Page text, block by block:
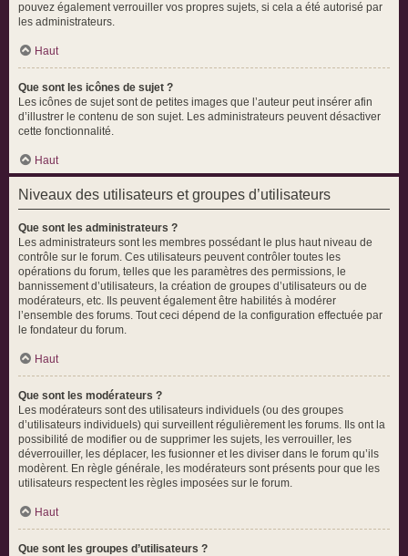
pouvez également verrouiller vos propres sujets, si cela a été autorisé par
les administrateurs.
Haut
Que sont les icônes de sujet ?
Les icônes de sujet sont de petites images que l’auteur peut insérer afin
d’illustrer le contenu de son sujet. Les administrateurs peuvent désactiver
cette fonctionnalité.
Haut
Niveaux des utilisateurs et groupes d’utilisateurs
Que sont les administrateurs ?
Les administrateurs sont les membres possédant le plus haut niveau de
contrôle sur le forum. Ces utilisateurs peuvent contrôler toutes les
opérations du forum, telles que les paramètres des permissions, le
bannissement d’utilisateurs, la création de groupes d’utilisateurs ou de
modérateurs, etc. Ils peuvent également être habilités à modérer
l’ensemble des forums. Tout ceci dépend de la configuration effectuée par
le fondateur du forum.
Haut
Que sont les modérateurs ?
Les modérateurs sont des utilisateurs individuels (ou des groupes
d’utilisateurs individuels) qui surveillent régulièrement les forums. Ils ont la
possibilité de modifier ou de supprimer les sujets, les verrouiller, les
déverrouiller, les déplacer, les fusionner et les diviser dans le forum qu’ils
modèrent. En règle générale, les modérateurs sont présents pour que les
utilisateurs respectent les règles imposées sur le forum.
Haut
Que sont les groupes d’utilisateurs ?